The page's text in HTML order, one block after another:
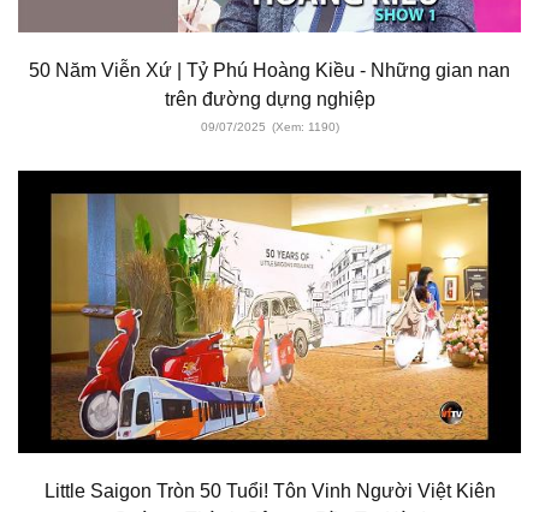
50 Năm Viễn Xứ | Tỷ Phú Hoàng Kiều - Những gian nan
trên đường dựng nghiệp
09/07/2025 (Xem: 1190)
Little Saigon Tròn 50 Tuổi! Tôn Vinh Người Việt Kiên